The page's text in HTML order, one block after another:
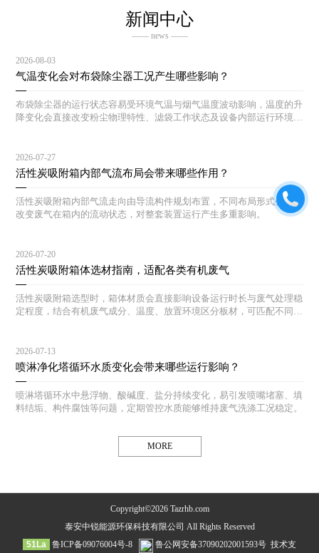
新闻中心
—— news ——
2026-08-03
气温变化会对布袋除尘器工况产生哪些影响？
布袋除尘器的运行状态容易受环境气温与烟气温度波动影响，温度的升
降变化会直接改变粉尘物理特性、滤袋工作状态及设备内部运行环境，
2026-07-27
活性炭吸附箱内部气流布局会带来哪些作用？
活性炭吸附箱内部气流走向由导流构件规划布置，不同布局形式会直接
改变废气在箱内的流动状态，对整套装置运行产生多重影响。
2026-07-20
活性炭吸附箱体选材指南，适配各类有机废气
活性炭吸附箱选型时，箱体材质会直接影响设备运行时长与废气处理稳
定程度，结合有机废气成分、温度、放置环境区分板材，可匹配不同生
2026-07-13
喷淋净化塔循环水质变化会带来哪些运行影响？
喷淋塔循环水中悬浮物、酸碱度、盐分持续变化，易引发喷嘴堵塞、填
料结垢、构件腐蚀等问题，定期管控水质能够维持废气洗涤工况稳定。
MORE
Copyright©2026 Tazrhb.com
泰安中锐能源环保科技有限公司 All Rights Reserved
51La 鲁ICP备09076004号-8 鲁公网安备37090202001593号 技术支